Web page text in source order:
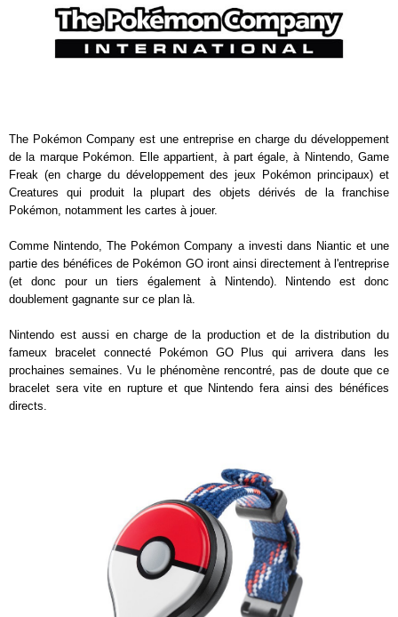
The Pokémon Company est une entreprise en charge du développement
de la marque Pokémon. Elle appartient, à part égale, à Nintendo, Game
Freak (en charge du développement des jeux Pokémon principaux) et
Creatures qui produit la plupart des objets dérivés de la franchise
Pokémon, notamment les cartes à jouer.
Comme Nintendo, The Pokémon Company a investi dans Niantic et une
partie des bénéfices de Pokémon GO iront ainsi directement à l'entreprise
(et donc pour un tiers également à Nintendo). Nintendo est donc
doublement gagnante sur ce plan là.
Nintendo est aussi en charge de la production et de la distribution du
fameux bracelet connecté Pokémon GO Plus qui arrivera dans les
prochaines semaines. Vu le phénomène rencontré, pas de doute que ce
bracelet sera vite en rupture et que Nintendo fera ainsi des bénéfices
directs.